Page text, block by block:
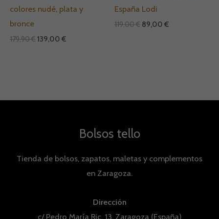
colores nudé, plata y
bronce
179,90€139,00 €
España Lodi
119,00€ 89,00 €
Bolsos tello
Tienda de bolsos, zapatos, maletas y complementos
en Zaragoza.
Dirección
c/ Pedro María Ric, 13, Zaragoza (España)